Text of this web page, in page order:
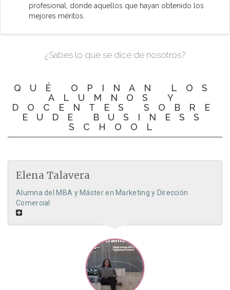
profesional, donde aquellos que hayan obtenido los
mejores méritos.
¿Sabes lo que se dice de nosotros?
QUÉ OPINAN LOS
ALUMNOS Y
DOCENTES SOBRE
EUDE BUSINESS
SCHOOL
Elena Talavera
Alumna del MBA y Máster en Marketing y Dirección
Comercial